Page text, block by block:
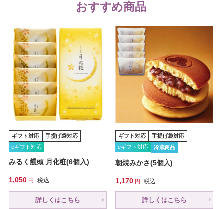
おすすめ商品
ギフト対応
手提げ袋対応
eギフト対応
みるく饅頭 月化粧(6個入)
1,050 税込
詳しくはこちら
ギフト対応
手提げ袋対応
eギフト対応
冷蔵商品
朝焼みかさ(5個入)
1,170 税込
詳しくはこちら